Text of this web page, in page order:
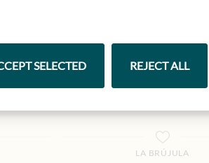
LA BRÚJULA
SELECTED REJECT ALL